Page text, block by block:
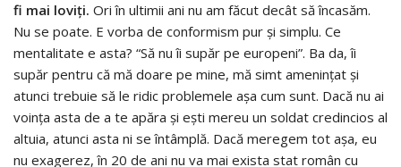
fi mai loviţi. Ori în ultimii ani nu am făcut decât să încasăm.
Nu se poate. E vorba de conformism pur şi simplu. Ce
mentalitate e asta? “Să nu îi supăr pe europeni”. Ba da, îi
supăr pentru că mă doare pe mine, mă simt ameninţat şi
atunci trebuie să le ridic problemele aşa cum sunt. Dacă nu ai
voinţa asta de a te apăra şi eşti mereu un soldat credincios al
altuia, atunci asta ni se întâmplă. Dacă meregem tot aşa, eu
nu exagerez, în 20 de ani nu va mai exista stat român cu